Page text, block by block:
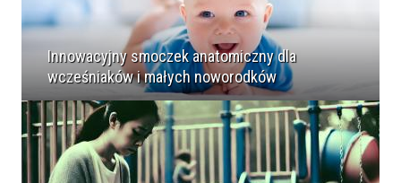
Innowacyjny smoczek anatomiczny dla
wcześniaków i małych noworodków